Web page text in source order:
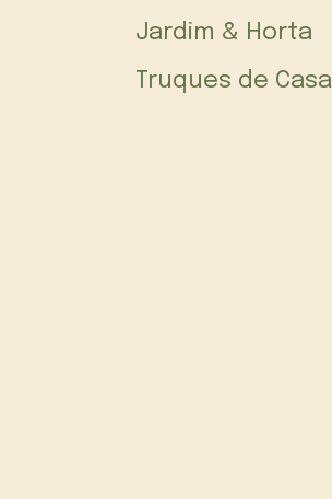
Jardim & Horta
Truques de Casa